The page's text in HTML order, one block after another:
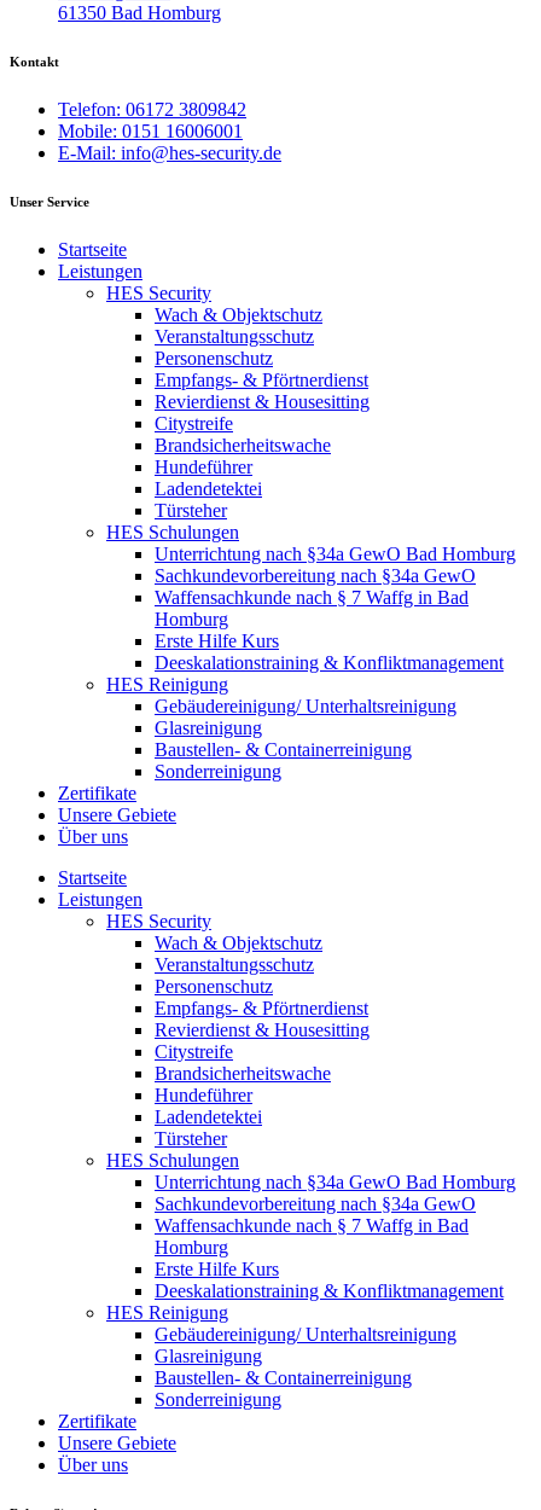
61350 Bad Homburg
Kontakt
Telefon: 06172 3809842
Mobile: 0151 16006001
E-Mail: info@hes-security.de
Unser Service
Startseite
Leistungen
HES Security
Wach & Objektschutz
Veranstaltungsschutz
Personenschutz
Empfangs- & Pförtnerdienst
Revierdienst & Housesitting
Citystreife
Brandsicherheitswache
Hundeführer
Ladendetektei
Türsteher
HES Schulungen
Unterrichtung nach §34a GewO Bad Homburg
Sachkundevorbereitung nach §34a GewO
Waffensachkunde nach § 7 Waffg in Bad
Homburg
Erste Hilfe Kurs
Deeskalationstraining & Konfliktmanagement
HES Reinigung
Gebäudereinigung/ Unterhaltsreinigung
Glasreinigung
Baustellen- & Containerreinigung
Sonderreinigung
Zertifikate
Unsere Gebiete
Über uns
Startseite
Leistungen
HES Security
Wach & Objektschutz
Veranstaltungsschutz
Personenschutz
Empfangs- & Pförtnerdienst
Revierdienst & Housesitting
Citystreife
Brandsicherheitswache
Hundeführer
Ladendetektei
Türsteher
HES Schulungen
Unterrichtung nach §34a GewO Bad Homburg
Sachkundevorbereitung nach §34a GewO
Waffensachkunde nach § 7 Waffg in Bad
Homburg
Erste Hilfe Kurs
Deeskalationstraining & Konfliktmanagement
HES Reinigung
Gebäudereinigung/ Unterhaltsreinigung
Glasreinigung
Baustellen- & Containerreinigung
Sonderreinigung
Zertifikate
Unsere Gebiete
Über uns